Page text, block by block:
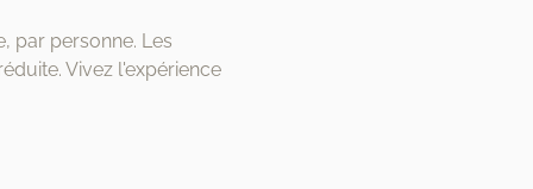
par personne. Les
Vivez l'expérience